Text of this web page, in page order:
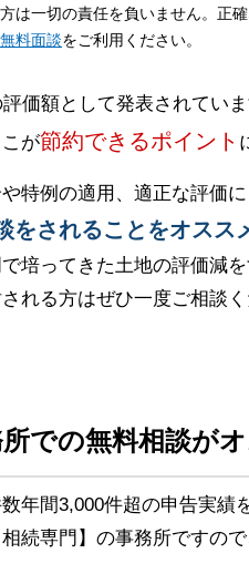
は一切の責任を負いません。正
無料面談をご利用ください。
価額として発表されていま
が節約できるポイント
特例の適用、適正な評価に
をされることをオスス
培ってきた土地の評価減
れる方はぜひ一度ご相談く
での無料相談が
年間3,000件超の申告実績
続専門】の事務所ですの